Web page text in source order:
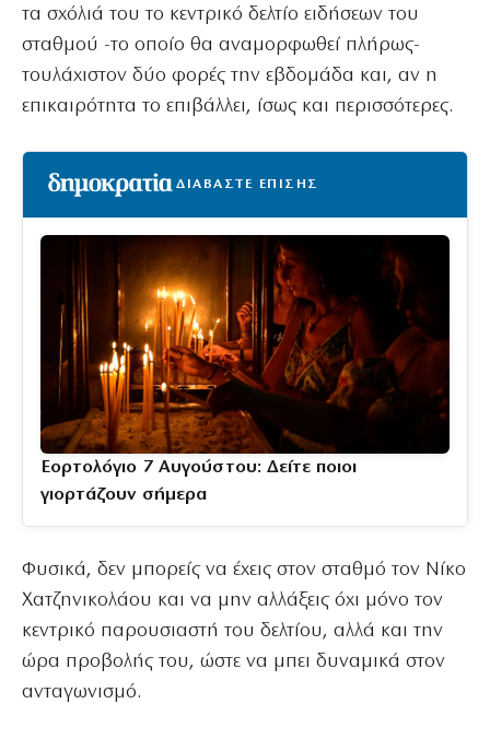
τα σχόλιά του το κεντρικό δελτίο ειδήσεων του
σταθμού -το οποίο θα αναμορφωθεί πλήρως-
τουλάχιστον δύο φορές την εβδομάδα και, αν η
επικαιρότητα το επιβάλλει, ίσως και περισσότερες.
ΔΙΑΒΑΣΤΕ ΕΠΙΣΗΣ
Εορτολόγιο 7 Αυγούστου: Δείτε ποιοι
γιορτάζουν σήμερα
Φυσικά, δεν μπορείς να έχεις στον σταθμό τον Νίκο
Χατζηνικολάου και να μην αλλάξεις όχι μόνο τον
κεντρικό παρουσιαστή του δελτίου, αλλά και την
ώρα προβολής του, ώστε να μπει δυναμικά στον
ανταγωνισμό.